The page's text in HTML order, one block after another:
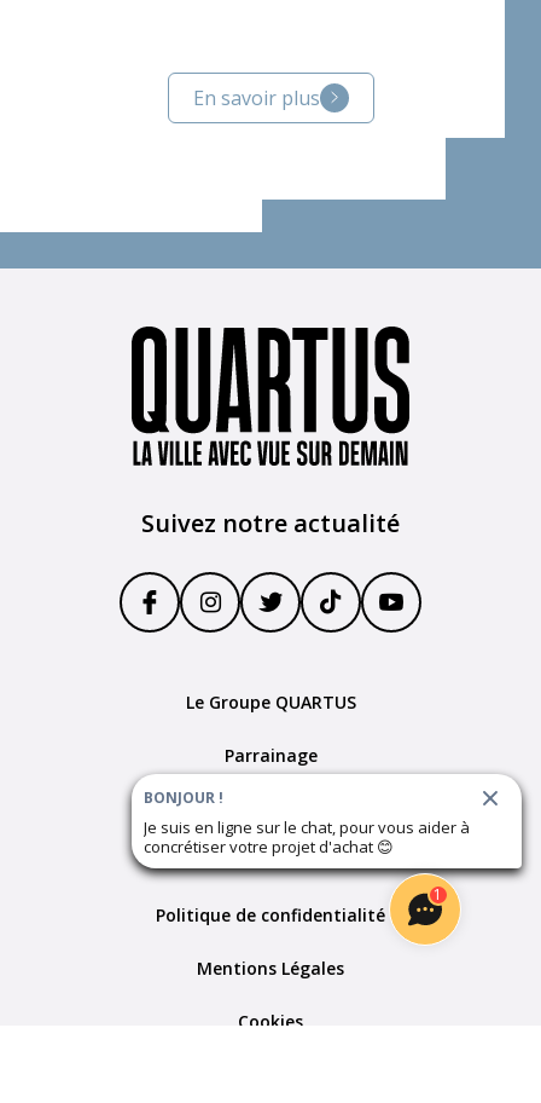
En savoir plus
Suivez notre actualité
Le Groupe QUARTUS
Parrainage
Devenir partenaire
Plan du site
Politique de confidentialité
Mentions Légales
Cookies
1
BONJOUR !
Je suis en ligne sur le chat, pour vous aider à
concrétiser votre projet d'achat 😊